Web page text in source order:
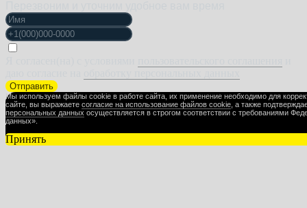
Отправить
Мы используем файлы cookie в работе сайта, их применение необходимо для
сайте, вы выражаете согласие на использование файлов cookie , а также
персональных данных осуществляется в строгом соответствии с требованиями
данных».
Принять